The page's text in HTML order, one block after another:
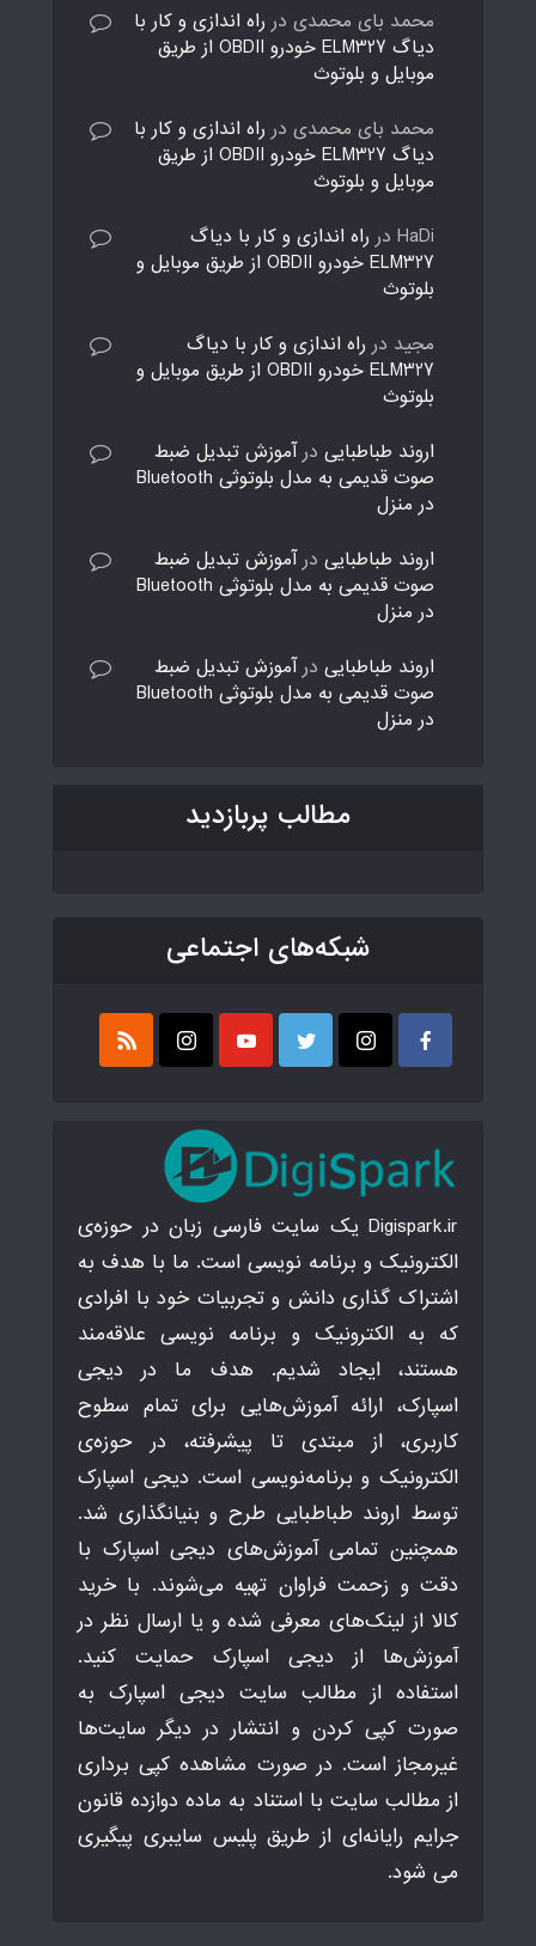
محمد بای محمدی در راه اندازی و کار با
دیاگ ELM327 خودرو OBDII از طریق
موبایل و بلوتوث
محمد بای محمدی در راه اندازی و کار با
دیاگ ELM327 خودرو OBDII از طریق
موبایل و بلوتوث
HaDi در راه اندازی و کار با دیاگ
ELM327 خودرو OBDII از طریق موبایل و
بلوتوث
مجید در راه اندازی و کار با دیاگ
ELM327 خودرو OBDII از طریق موبایل و
بلوتوث
اروند طباطبایی درآموزش تبدیل ضبط
صوت قدیمی به مدل بلوتوثی Bluetooth
در منزل
اروند طباطبایی درآموزش تبدیل ضبط
صوت قدیمی به مدل بلوتوثی Bluetooth
در منزل
اروند طباطبایی درآموزش تبدیل ضبط
صوت قدیمی به مدل بلوتوثی Bluetooth
در منزل
مطالب پربازدید
شبکه‌های اجتماعی
Digispark.ir یک سایت فارسی زبان در حوزه‌ی
الکترونیک و برنامه نویسی است. ما با هدف به
اشتراک گذاری دانش و تجربیات خود با افرادی
که به الکترونیک و برنامه نویسی علاقه‌مند
هستند، ایجاد شدیم. هدف ما در دیجی
اسپارک، ارائه آموزش‌هایی برای تمام سطوح
کاربری، از مبتدی تا پیشرفته، در حوزه‌ی
الکترونیک و برنامه‌نویسی است. دیجی اسپارک
توسط اروند طباطبایی طرح و بنیانگذاری شد.
همچنین تمامی آموزش‌های دیجی اسپارک با
دقت و زحمت فراوان تهیه می‌شوند. با خرید
کالا از لینک‌های معرفی شده و یا ارسال نظر در
آموزش‌ها از دیجی اسپارک حمایت کنید.
استفاده از مطالب سایت دیجی اسپارک به
صورت کپی کردن و انتشار در دیگر سایت‌ها
غیرمجاز است. در صورت مشاهده کپی برداری
از مطالب سایت با استناد به ماده دوازده قانون
جرایم رایانه‌ای از طریق پلیس سایبری پیگیری
می شود.